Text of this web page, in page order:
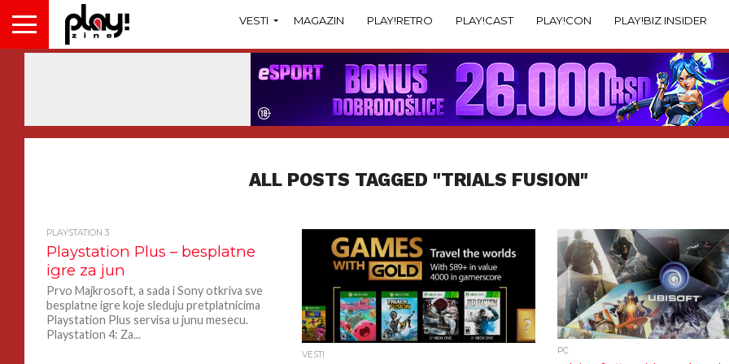
VESTI MAGAZIN PLAY!RETRO PLAY!CAST PLAY!CON PLAY!BIZ INSIDER
ALL POSTS TAGGED "TRIALS FUSION"
PLAYSTATION 3
Playstation Plus – besplatne
igre za jun
Prvo Majkrosoft, a sada i Sony otkriva sve
besplatne igre koje sleduju pretplatnicima
Playstation Plus servisa u junu mesecu.
Playstation 4: Za...
VESTI PC